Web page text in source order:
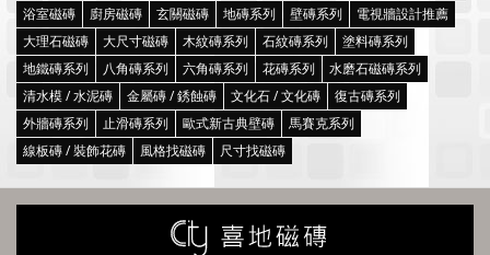
浴室磁磚
廚房磁磚 玄關磁磚 地磚系列 壁磚系列
電視牆設計推薦
大理石磁磚
大尺寸磁磚 木紋磚系列 石紋磚系列
塗料磚系列
地鐵磚系列
八角磚系列 六角磚系列 花磚系列
水磨石磁磚系列
清水模 / 水泥磚
金屬磚 / 銹蝕磚 文化石 / 文化磚
復古磚系列
外牆磚系列
止滑磚系列 歐式新古典壁磚
馬賽克系列
線板磚 / 裝飾花磚
風格找磁磚 尺寸找磁磚